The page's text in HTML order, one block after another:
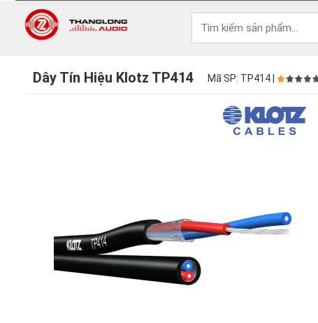
Dây Tín Hiệu Klotz TP414 Mã SP: TP414 |